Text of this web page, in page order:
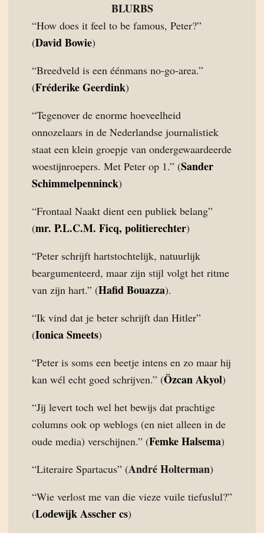
BLURBS
“How does it feel to be famous, Peter?”
(David Bowie)
“Breedveld is een éénmans no-go-area.”
(Fréderike Geerdink)
“Tegenover de enorme hoeveelheid
onnozelaars in de Nederlandse journalistiek
staat een klein groepje van ondergewaardeerde
woestijnroepers. Met Peter op 1.” (Sander
Schimmelpenninck)
“Frontaal Naakt dient een publiek belang”
(mr. P.L.C.M. Ficq, politierechter)
“Peter schrijft hartstochtelijk, natuurlijk
beargumenteerd, maar zijn stijl volgt het ritme
van zijn hart.” (Hafid Bouazza).
“Ik vind dat je beter schrijft dan Hitler”
(Ionica Smeets)
“Peter is soms een beetje intens en zo maar hij
kan wél echt goed schrijven.” (Özcan Akyol)
“Jij levert toch wel het bewijs dat prachtige
columns ook op weblogs (en niet alleen in de
oude media) verschijnen.” (Femke Halsema)
“Literaire Spartacus” (André Holterman)
“Wie verlost me van die vieze vuile tiefuslul?”
(Lodewijk Asscher cs)